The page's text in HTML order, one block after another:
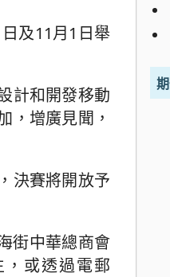
及11月1日舉
計和開發移動
，增廣見聞，
決賽將開放予
街中華總商會
或透過電郵